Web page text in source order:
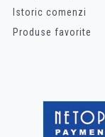
Istoric comenzi
Produse favorite